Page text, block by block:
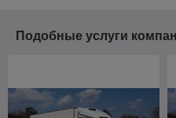
Подобные услуги